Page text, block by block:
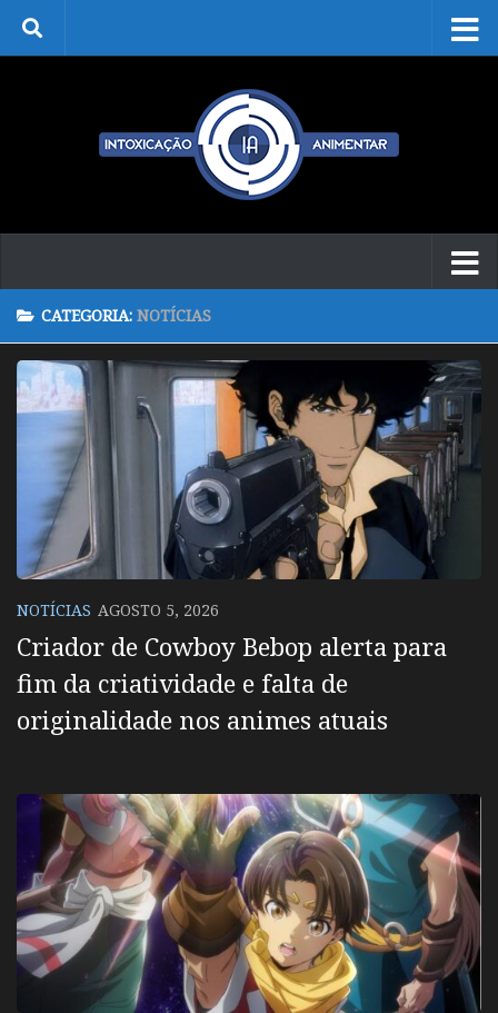
Skip to content
CATEGORIA: NOTÍCIAS
NOTÍCIAS AGOSTO 5, 2026
Criador de Cowboy Bebop alerta para
fim da criatividade e falta de
originalidade nos animes atuais